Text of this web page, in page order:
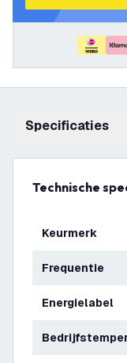
Specificaties
Technische
Keurmerk
Frequentie
Energielabel